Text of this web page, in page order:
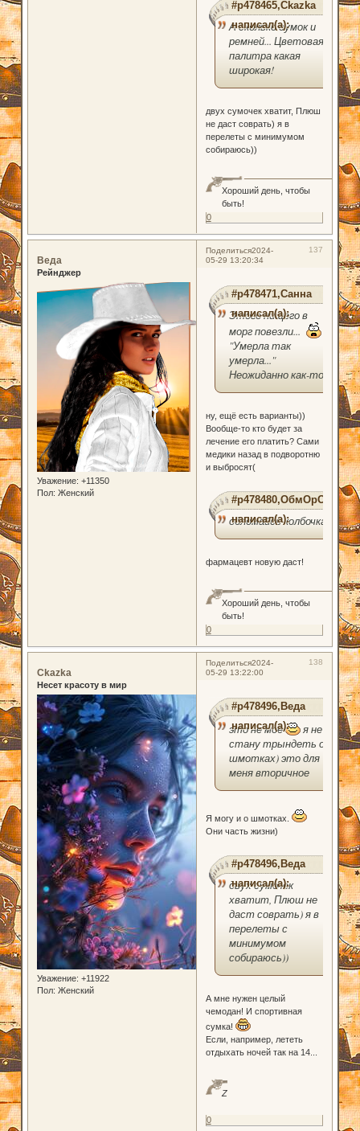
#p478465,Ckazka
написал(а):
А сколько сумок и
ремней... Цветовая
палитра какая
широкая!
двух сумочек хватит, Плюш
не даст соврать) я в
перелеты с минимумом
собираюсь))
Хороший день, чтобы
быть!
0
Поделиться 137
2024-
05-29 13:20:34
Веда
Рейнджер
Уважение: +11350
Пол: Женский
#p478471,Санна
написал(а):
Этого нищего в
морг повезли...
"Умерла так
умерла..."
Неожиданно как-то.
ну, ещё есть варианты))
Вообще-то кто будет за
лечение его платить? Сами
медики назад в подворотню
и выбросят(
#p478480,ОбмОрОк
написал(а):
обломайсь колбочка
фармацевт новую даст!
Хороший день, чтобы
быть!
0
Поделиться 138
2024-
05-29 13:22:00
Ckazka
Несет красоту в мир
Уважение: +11922
Пол: Женский
#p478496,Веда
написал(а):
это не моё
я не
стану трындеть о
шмотках) это для
меня вторичное
Я могу и о шмотках.
Они часть жизни)
#p478496,Веда
написал(а):
двух сумочек
хватит, Плюш не
даст соврать) я в
перелеты с
минимумом
собираюсь))
А мне нужен целый
чемодан! И спортивная
сумка!
Если, например, лететь
отдыхать ночей так на 14...
Z
0